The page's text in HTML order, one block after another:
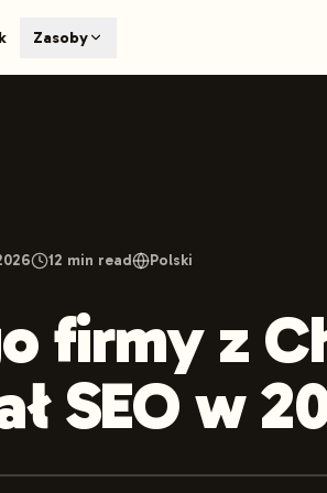
engines like ChatGPT, Claude,
hours.
Zasoby
12 min read Polski
firmy z
SEO w